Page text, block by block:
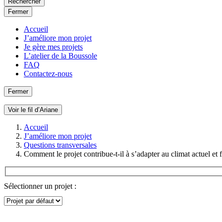
Fermer
Accueil
J’améliore mon projet
Je gère mes projets
L’atelier de la Boussole
FAQ
Contactez-nous
Fermer
Voir le fil d’Ariane
Accueil
J’améliore mon projet
Questions transversales
Comment le projet contribue-t-il à s’adapter au climat actuel
Sélectionner un projet :